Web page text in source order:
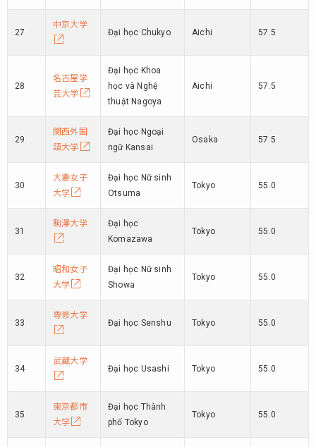
27
中京大学
Đại học Chukyo Aichi 57.5
28
名古屋学
芸大学
Đại học Khoa
học và Nghệ
thuật Nagoya
Aichi 57.5
29
関西外国
語大学
Đại học Ngoại
ngữ Kansai
Osaka 57.5
30
大妻女子
大学
Đại học Nữ sinh
Otsuma
Tokyo 55.0
31
駒澤大学
Đại học
Komazawa
Tokyo 55.0
32
昭和女子
大学
Đại học Nữ sinh
Showa
Tokyo 55.0
33
専修大学
Đại học Senshu Tokyo 55.0
34
武蔵大学
Đại học Usashi Tokyo 55.0
35
東京都市
大学
Đại học Thành
phố Tokyo
Tokyo 55.0